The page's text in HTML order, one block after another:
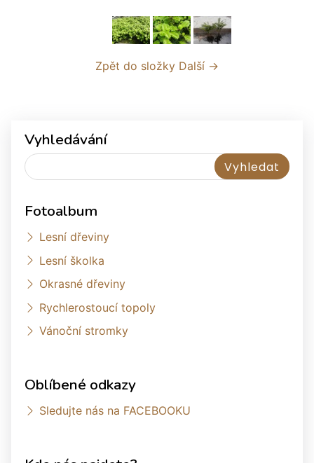
Zpět do složky Další →
Vyhledávání
Fotoalbum
Lesní dřeviny
Lesní školka
Okrasné dřeviny
Rychlerostoucí topoly
Vánoční stromky
Oblíbené odkazy
Sledujte nás na FACEBOOKU